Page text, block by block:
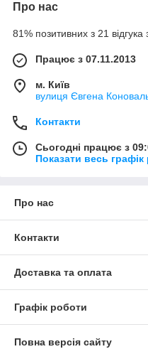
Про нас
81% позитивних з 21 відгука
Працює з 07.11.2013
м. Київ
вулиця Євгена
Контакти
Сьогодні працює з
Показати весь графік
Про нас
Контакти
Доставка та оплата
Графік роботи
Повна версія сайту